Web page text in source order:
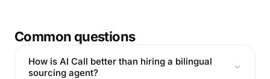
Common questions
How is AI Call better than hiring a bilingual
sourcing agent?